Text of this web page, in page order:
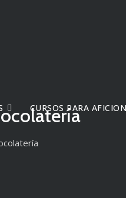
CURSOS PARA